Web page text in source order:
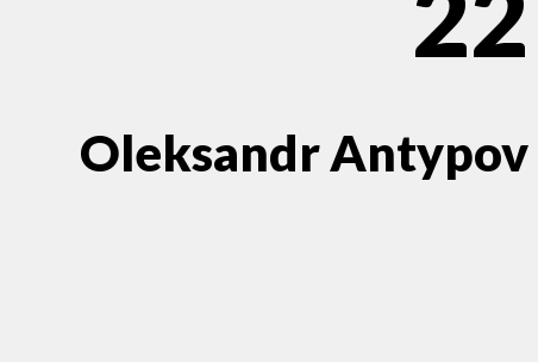
Oleksandr Antypov